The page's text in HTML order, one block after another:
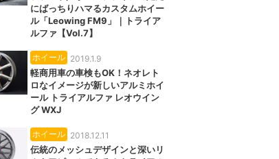
にばっちりハマるカスタムホイー
ル「Leowing FM9」｜トライア
ルファ【Vol.7】
ホイール 2019.1.9
軽商用車の車検もOK！ネオレト
ロなイメージが新しいアルミホイ
ール トライアルファ レオウイン
グ WXJ
ホイール 2018.12.11
伝統のメッシュデザインと深いリ